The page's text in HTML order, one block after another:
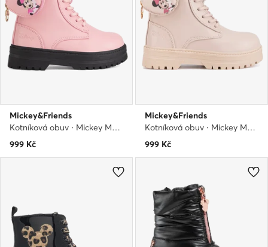
Mickey&Friends
Kotníková obuv · Mickey Mouse a přátelé · Růžová
999 Kč
Mickey&Friends
Kotníková obuv · Mickey Mouse a přátelé · Béžová
999 Kč